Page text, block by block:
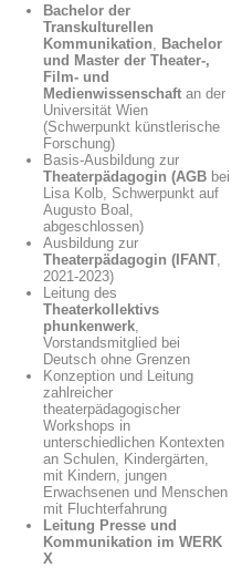
Bachelor der
Transkulturellen
Kommunikation
Bachelor
und Master der Theater-,
Film- und
Medienwissenschaftan der
Universität Wien
(Schwerpunkt künstlerische
Forschung)
Basis-Ausbildung zur
Theaterpädagogin (AGBbei
Lisa Kolb, Schwerpunkt auf
Augusto Boal,
abgeschlossen)
Ausbildung zur
Theaterpädagogin (IFANT,
2021-2023)
Leitung des
Theaterkollektivs
phunkenwerk,
Vorstandsmitglied bei
Deutsch ohne Grenzen
Konzeption und Leitung
zahlreicher
theaterpädagogischer
Workshops in
unterschiedlichen Kontexten
an Schulen, Kindergärten,
mit Kindern, jungen
Erwachsenen und Menschen
mit Fluchterfahrung
Leitung Presse und
Kommunikation im WERK
X